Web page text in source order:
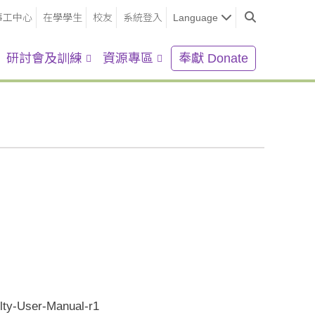
工中心 在學學生 校友 系統登入 Language
研討會及訓練 資源專區 奉獻 Donate
User-Manual-r1